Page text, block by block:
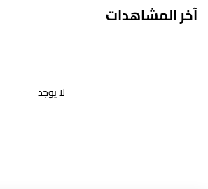
آخر المشاهدات
لا يوجد